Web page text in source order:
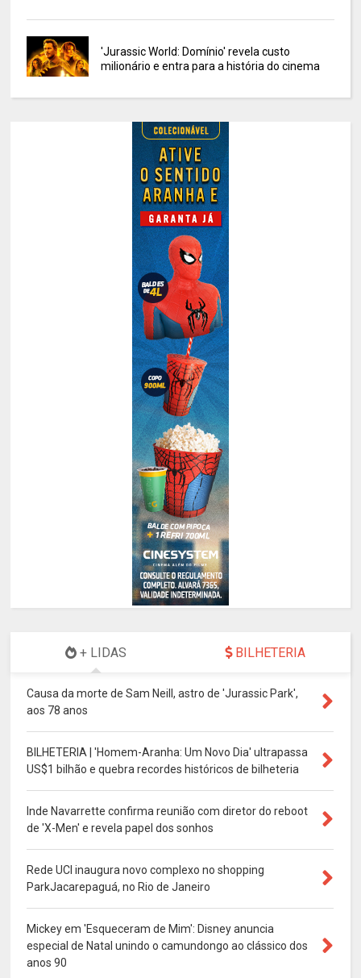
'Jurassic World: Domínio' revela custo
milionário e entra para a história do cinema
+ LIDAS BILHETERIA
Causa da morte de Sam Neill, astro de 'Jurassic Park',
aos 78 anos
BILHETERIA | 'Homem-Aranha: Um Novo Dia' ultrapassa
US$1 bilhão e quebra recordes históricos de bilheteria
Inde Navarrette confirma reunião com diretor do reboot
de 'X-Men' e revela papel dos sonhos
Rede UCI inaugura novo complexo no shopping
ParkJacarepaguá, no Rio de Janeiro
Mickey em 'Esqueceram de Mim': Disney anuncia
especial de Natal unindo o camundongo ao clássico dos
anos 90